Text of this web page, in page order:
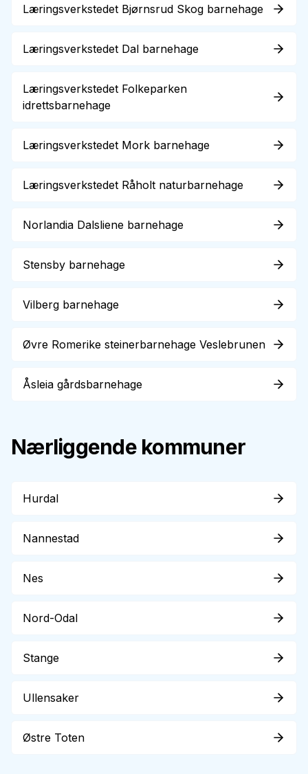
Læringsverkstedet Bjørnsrud Skog barnehage
Læringsverkstedet Dal barnehage
Læringsverkstedet Folkeparken
idrettsbarnehage
Læringsverkstedet Mork barnehage
Læringsverkstedet Råholt naturbarnehage
Norlandia Dalsliene barnehage
Stensby barnehage
Vilberg barnehage
Øvre Romerike steinerbarnehage Veslebrunen
Åsleia gårdsbarnehage
Nærliggende kommuner
Hurdal
Nannestad
Nes
Nord-Odal
Stange
Ullensaker
Østre Toten